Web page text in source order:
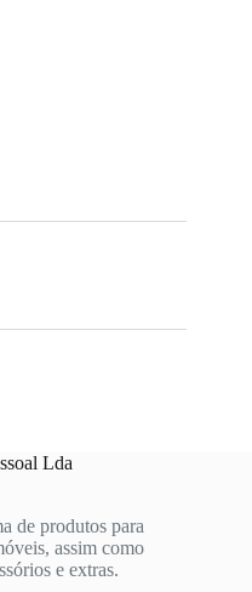
Lda
de produtos para
assim como
e extras.